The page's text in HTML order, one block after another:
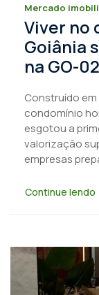
Mercado
Viver no
Goiânia
na GO-
Construído em
condomínio
esgotou a
valorização
empresas
Continue lendo